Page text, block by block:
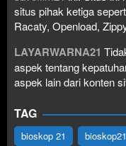
situs pihak ketiga
Racaty, Openload,
LAYARWARNA21
aspek tentang
aspek lain dari konten
TAG
bioskop 21 bioskop21